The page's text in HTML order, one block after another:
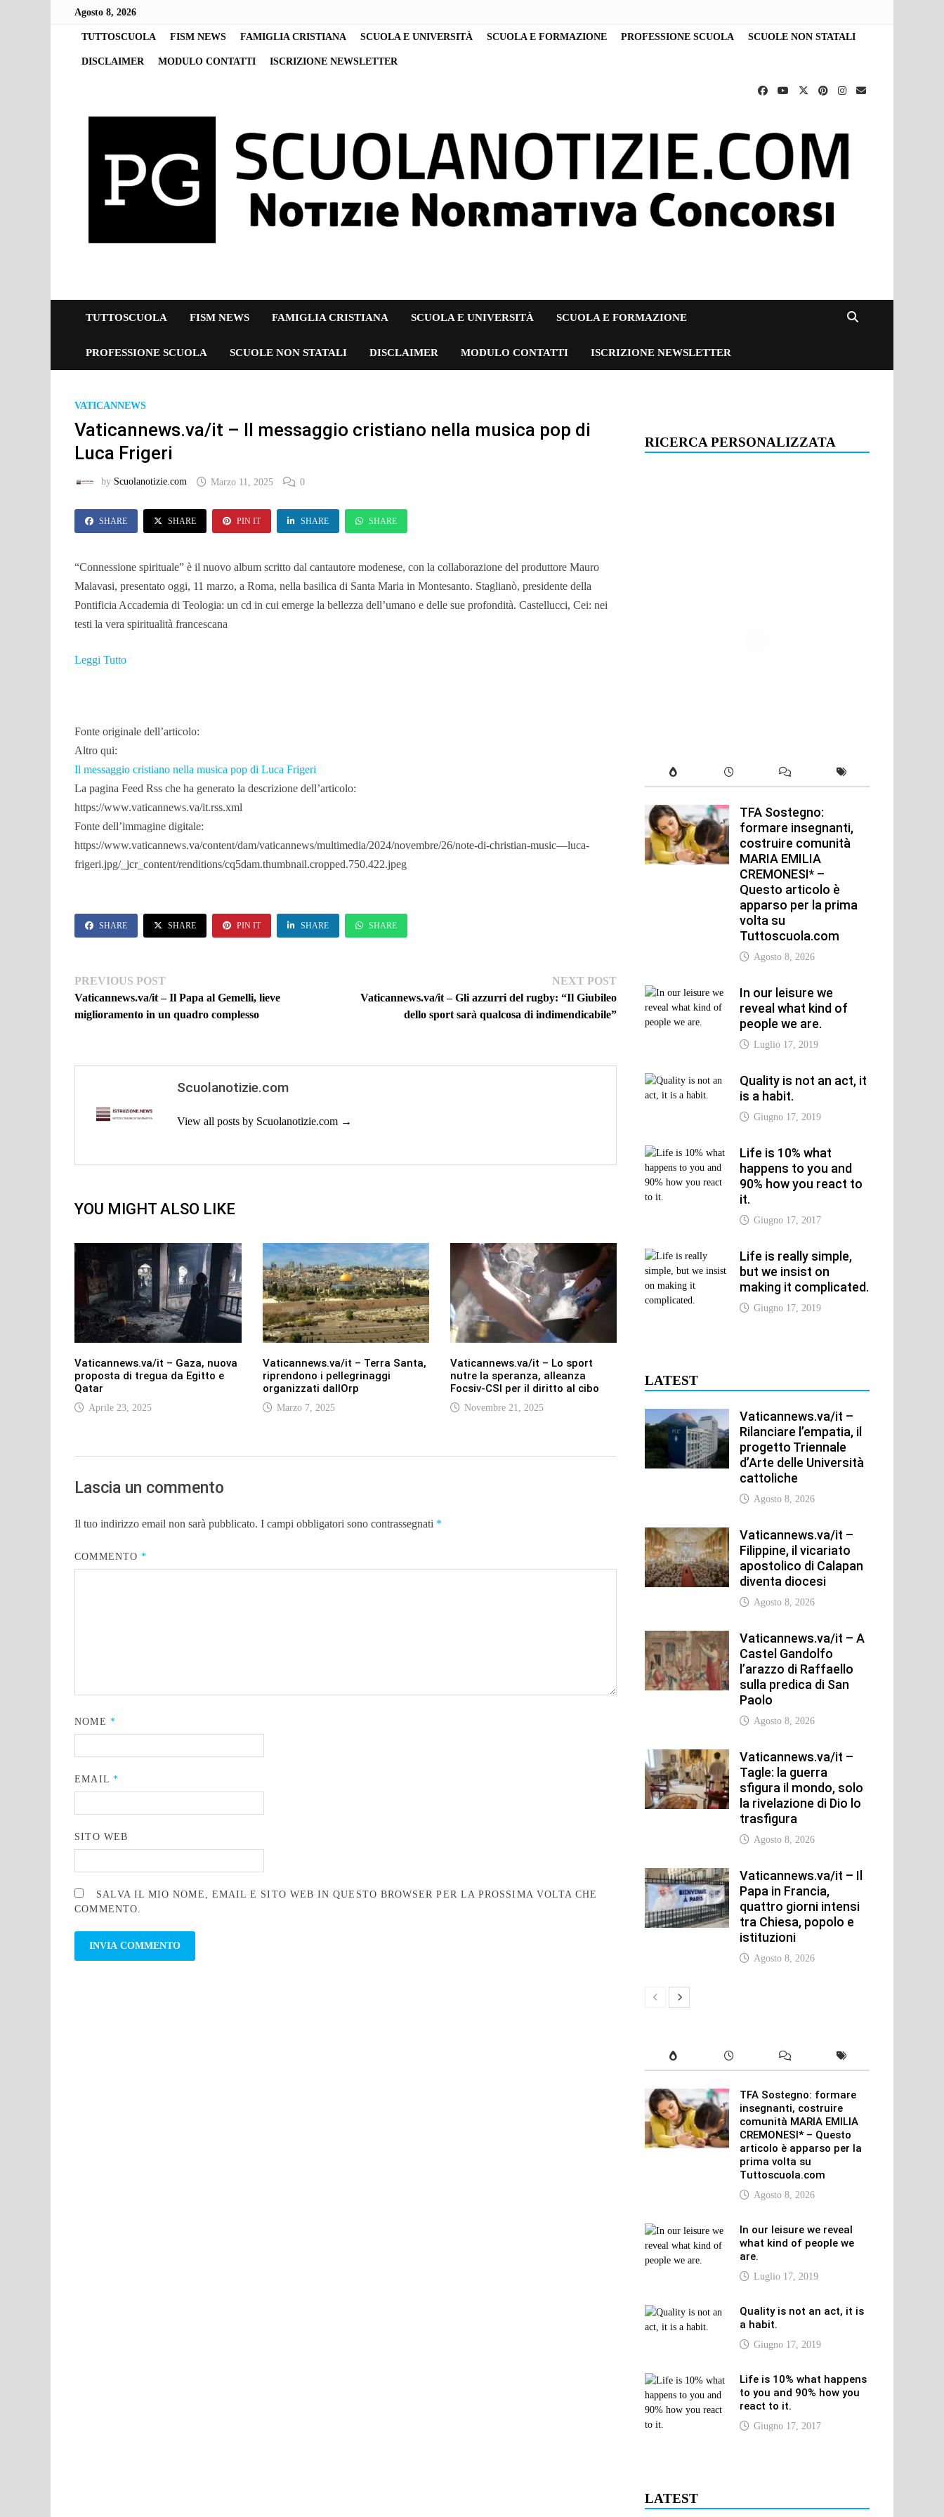
Agosto 8, 2026
TUTTOSCUOLA FISM NEWS FAMIGLIA CRISTIANA SCUOLA E UNIVERSITÀ SCUOLA E FORMAZIONE PROFESSIONE SCUOLA SCUOLE NON STATALI
DISCLAIMER MODULO CONTATTI ISCRIZIONE NEWSLETTER
TUTTOSCUOLA FISM NEWS FAMIGLIA CRISTIANA SCUOLA E UNIVERSITÀ SCUOLA E FORMAZIONE
PROFESSIONE SCUOLA SCUOLE NON STATALI DISCLAIMER MODULO CONTATTI ISCRIZIONE NEWSLETTER
VATICANNEWS
Vaticannews.va/it – Il messaggio cristiano nella musica pop di
Luca Frigeri
by Scuolanotizie.com Marzo 11, 2025 0
SHARE SHARE PIN IT SHARE SHARE
“Connessione spirituale” è il nuovo album scritto dal cantautore modenese, con la collaborazione del produttore Mauro
Malavasi, presentato oggi, 11 marzo, a Roma, nella basilica di Santa Maria in Montesanto. Staglianò, presidente della
Pontificia Accademia di Teologia: un cd in cui emerge la bellezza dell’umano e delle sue profondità. Castellucci, Cei: nei
testi la vera spiritualità francescana
Leggi Tutto
Fonte originale dell’articolo:
Altro qui:
Il messaggio cristiano nella musica pop di Luca Frigeri
La pagina Feed Rss che ha generato la descrizione dell’articolo:
https://www.vaticannews.va/it.rss.xml
Fonte dell’immagine digitale:
https://www.vaticannews.va/content/dam/vaticannews/multimedia/2024/novembre/26/note-di-christian-music—luca-
frigeri.jpg/_jcr_content/renditions/cq5dam.thumbnail.cropped.750.422.jpeg
SHARE SHARE PIN IT SHARE SHARE
Navigazione
articoli
PREVIOUS POSTPrevious
post:
Vaticannews.va/it – Il Papa al Gemelli, lieve
miglioramento in un quadro complesso
NEXT POSTNext
Vaticannews.va/it – Gli azzurri del rugby: “Il Giubileo
dello sport sarà qualcosa di indimendicabile”
Scuolanotizie.com
View all posts by Scuolanotizie.com →
YOU MIGHT ALSO LIKE
Vaticannews.va/it – Gaza, nuova
proposta di tregua da Egitto e
Qatar
Aprile 23, 2025
Vaticannews.va/it – Terra Santa,
riprendono i pellegrinaggi
organizzati dallOrp
Marzo 7, 2025
Vaticannews.va/it – Lo sport
nutre la speranza, alleanza
Focsiv-CSI per il diritto al cibo
Novembre 21, 2025
Lascia un commento
Il tuo indirizzo email non sarà pubblicato. I campi obbligatori sono contrassegnati *
COMMENTO *
NOME *
EMAIL *
SITO WEB
SALVA IL MIO NOME, EMAIL E SITO WEB IN QUESTO BROWSER PER LA PROSSIMA VOLTA CHE
COMMENTO.
RICERCA PERSONALIZZATA
TFA Sostegno:
formare insegnanti,
costruire comunità
MARIA EMILIA
CREMONESI* –
Questo articolo è
apparso per la prima
volta su
Tuttoscuola.com
Agosto 8, 2026
In our leisure we
reveal what kind of
people we are.
Luglio 17, 2019
Quality is not an act, it
is a habit.
Giugno 17, 2019
Life is 10% what
happens to you and
90% how you react to
it.
Giugno 17, 2017
Life is really simple,
but we insist on
making it complicated.
Giugno 17, 2019
LATEST
Vaticannews.va/it –
Rilanciare l’empatia, il
progetto Triennale
d’Arte delle Università
cattoliche
Agosto 8, 2026
Vaticannews.va/it –
Filippine, il vicariato
apostolico di Calapan
diventa diocesi
Agosto 8, 2026
Vaticannews.va/it – A
Castel Gandolfo
l’arazzo di Raffaello
sulla predica di San
Paolo
Agosto 8, 2026
Vaticannews.va/it –
Tagle: la guerra
sfigura il mondo, solo
la rivelazione di Dio lo
trasfigura
Agosto 8, 2026
Vaticannews.va/it – Il
Papa in Francia,
quattro giorni intensi
tra Chiesa, popolo e
istituzioni
Agosto 8, 2026
TFA Sostegno: formare
insegnanti, costruire
comunità MARIA EMILIA
CREMONESI* – Questo
articolo è apparso per la
prima volta su
Tuttoscuola.com
Agosto 8, 2026
In our leisure we reveal
what kind of people we
are.
Luglio 17, 2019
Quality is not an act, it is
a habit.
Giugno 17, 2019
Life is 10% what happens
to you and 90% how you
react to it.
Giugno 17, 2017
LATEST